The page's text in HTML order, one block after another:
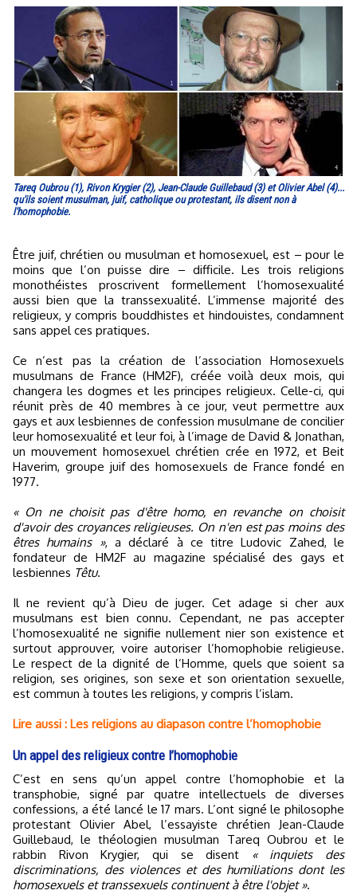
Tareq Oubrou (1), Rivon Krygier (2), Jean-Claude Guillebaud (3) et Olivier Abel (4)...
qu'ils soient musulman, juif, catholique ou protestant, ils disent non à
l'homophobie.
Être juif, chrétien ou musulman et homosexuel, est – pour le
moins que l’on puisse dire – difficile. Les trois religions
monothéistes proscrivent formellement l’homosexualité
aussi bien que la transsexualité. L’immense majorité des
religieux, y compris bouddhistes et hindouistes, condamnent
sans appel ces pratiques.
Ce n’est pas la création de l’association Homosexuels
musulmans de France (HM2F), créée voilà deux mois, qui
changera les dogmes et les principes religieux. Celle-ci, qui
réunit près de 40 membres à ce jour, veut permettre aux
gays et aux lesbiennes de confession musulmane de concilier
leur homosexualité et leur foi, à l’image de David & Jonathan,
un mouvement homosexuel chrétien crée en 1972, et Beit
Haverim, groupe juif des homosexuels de France fondé en
1977.
« On ne choisit pas d'être homo, en revanche on choisit
d'avoir des croyances religieuses. On n'en est pas moins des
êtres humains », a déclaré à ce titre Ludovic Zahed, le
fondateur de HM2F au magazine spécialisé des gays et
lesbiennes Têtu.
Il ne revient qu’à Dieu de juger. Cet adage si cher aux
musulmans est bien connu. Cependant, ne pas accepter
l’homosexualité ne signifie nullement nier son existence et
surtout approuver, voire autoriser l’homophobie religieuse.
Le respect de la dignité de l’Homme, quels que soient sa
religion, ses origines, son sexe et son orientation sexuelle,
est commun à toutes les religions, y compris l’islam.
Lire aussi : Les religions au diapason contre l’homophobie
Un appel des religieux contre l’homophobie
C’est en sens qu’un appel contre l’homophobie et la
transphobie, signé par quatre intellectuels de diverses
confessions, a été lancé le 17 mars. L’ont signé le philosophe
protestant Olivier Abel, l’essayiste chrétien Jean-Claude
Guillebaud, le théologien musulman Tareq Oubrou et le
rabbin Rivon Krygier, qui se disent
« inquiets des
discriminations, des violences et des humiliations dont les
homosexuels et transsexuels continuent à être l'objet ».